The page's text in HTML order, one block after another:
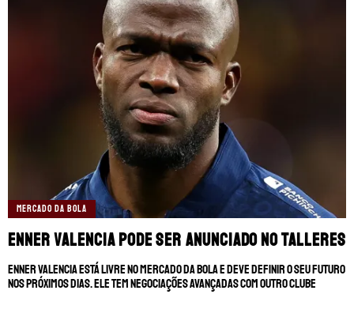
MERCADO DA BOLA
Enner Valencia pode ser anunciado no Talleres
Enner Valencia está livre no mercado da bola e deve definir o seu futuro
nos próximos dias. Ele tem negociações avançadas com outro clube